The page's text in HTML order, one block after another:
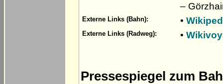
–
Externe Links (Bahn): •
Externe Links (Radweg): •
Pressespiegel zum